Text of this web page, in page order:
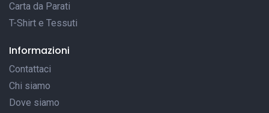
Carta da Parati
T-Shirt e Tessuti
Informazioni
Contattaci
Chi siamo
Dove siamo